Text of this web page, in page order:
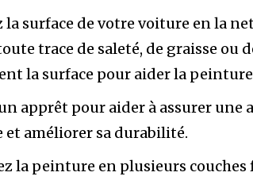
la surface de votre voiture en la
trace de saleté, de graisse ou
la surface pour aider la peinture
apprêt pour aider à assurer une
améliorer sa durabilité.
la peinture en plusieurs couches